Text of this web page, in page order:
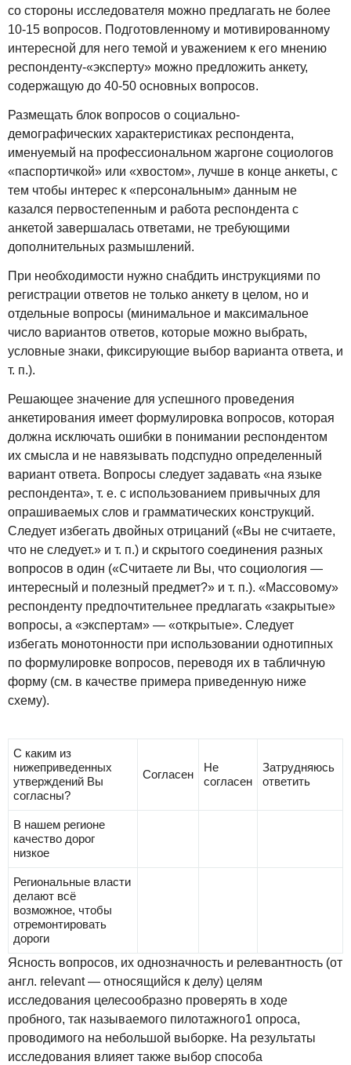
со стороны исследователя можно предлагать не более
10-15 вопросов. Подготовленному и мотивированному
интересной для него темой и уважением к его мнению
респонденту-«эксперту» можно предложить анкету,
содержащую до 40-50 основных вопросов.
Размещать блок вопросов о социально-
демографических характеристиках респондента,
именуемый на профессиональном жаргоне социологов
«паспортичкой» или «хвостом», лучше в конце анкеты, с
тем чтобы интерес к «персональным» данным не
казался первостепенным и работа респондента с
анкетой завершалась ответами, не требующими
дополнительных размышлений.
При необходимости нужно снабдить инструкциями по
регистрации ответов не только анкету в целом, но и
отдельные вопросы (минимальное и максимальное
число вариантов ответов, которые можно выбрать,
условные знаки, фиксирующие выбор варианта ответа, и
т. п.).
Решающее значение для успешного проведения
анкетирования имеет формулировка вопросов, которая
должна исключать ошибки в понимании респондентом
их смысла и не навязывать подспудно определенный
вариант ответа. Вопросы следует задавать «на языке
респондента», т. е. с использованием привычных для
опрашиваемых слов и грамматических конструкций.
Следует избегать двойных отрицаний («Вы не считаете,
что не следует.» и т. п.) и скрытого соединения разных
вопросов в один («Считаете ли Вы, что социология —
интересный и полезный предмет?» и т. п.). «Массовому»
респонденту предпочтительнее предлагать «закрытые»
вопросы, а «экспертам» — «открытые». Следует
избегать монотонности при использовании однотипных
по формулировке вопросов, переводя их в табличную
форму (см. в качестве примера приведенную ниже
схему).
С каким из
нижеприведенных
утверждений Вы
согласны?
Согласен
Не
согласен
Затрудняюсь
ответить
В нашем регионе
качество дорог
низкое
Региональные власти
делают всё
возможное, чтобы
отремонтировать
дороги
Ясность вопросов, их однозначность и релевантность (от
англ. relevant — относящийся к делу) целям
исследования целесообразно проверять в ходе
пробного, так называемого пилотажного1 опроса,
проводимого на небольшой выборке. На результаты
исследования влияет также выбор способа